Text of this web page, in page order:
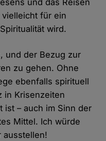
und das Reisen
für ein
wird.
und der Bezug zur
zu gehen. Ohne
ebenfalls spirituell
in Krisenzeiten
ist – auch im Sinn der
Mittel. Ich würde
ausstellen!